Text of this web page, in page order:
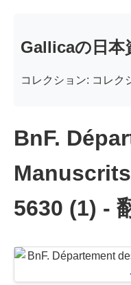
Gallicaの日本
コレクション: コレク
BnF.
5630 (1) -